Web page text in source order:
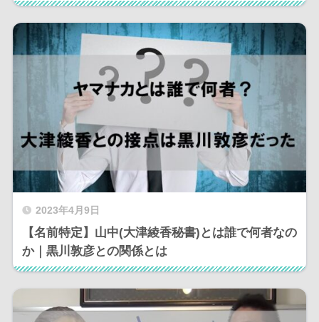
2023年4月9日
【名前特定】山中(大津綾香秘書)とは誰で何者なの
か｜黒川敦彦との関係とは